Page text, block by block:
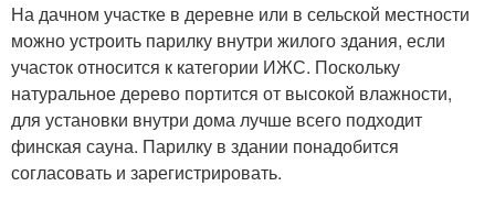
На дачном участке в деревне или в сельской местности
можно устроить парилку внутри жилого здания, если
участок относится к категории ИЖС. Поскольку
натуральное дерево портится от высокой влажности,
для установки внутри дома лучше всего подходит
финская сауна. Парилку в здании понадобится
согласовать и зарегистрировать.